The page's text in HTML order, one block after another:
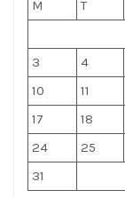
M T
3
4
10
11
17
18
24
25
31